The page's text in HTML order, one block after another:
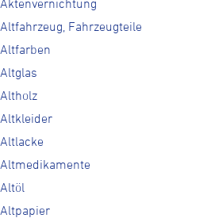
Aktenvernichtung
Altfahrzeug, Fahrzeugteile
Altfarben
Altglas
Altholz
Altkleider
Altlacke
Altmedikamente
Altöl
Altpapier